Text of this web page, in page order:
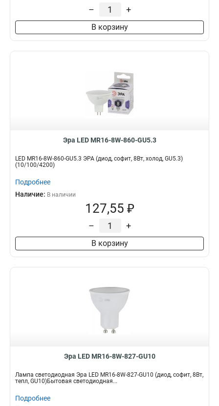
– +
В корзину
Эра LED MR16-8W-860-GU5.3
LED MR16-8W-860-GU5.3 ЭРА (диод, софит, 8Вт, холод, GU5.3)
(10/100/4200)
Подробнее
Наличие: В наличии
127,55 ₽
– +
В корзину
Эра LED MR16-8W-827-GU10
Лампа светодиодная Эра LED MR16-8W-827-GU10 (диод, софит, 8Вт,
тепл, GU10)Бытовая светодиодная...
Подробнее